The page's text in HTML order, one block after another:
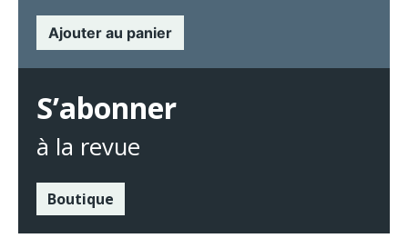
Ajouter au panier
S’abonner
à la revue
Boutique